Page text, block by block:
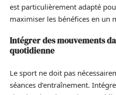
est particulièrement adapté
maximiser les bénéfices en un
Intégrer des mouvements
quotidienne
Le sport ne doit pas
séances d’entraînement.